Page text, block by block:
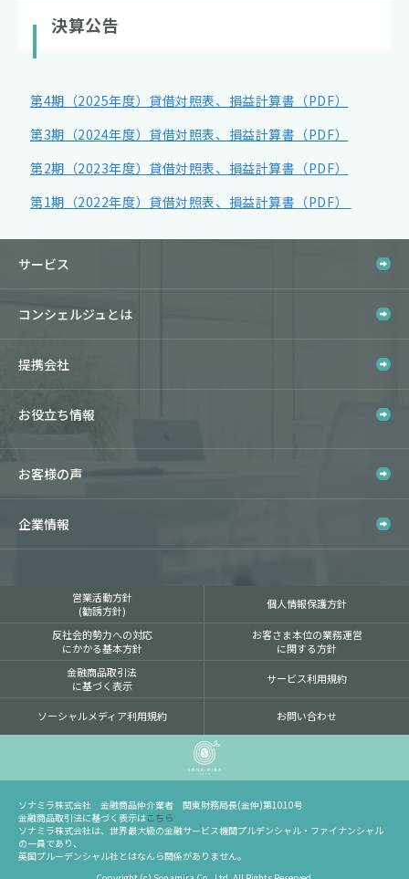
決算公告
第4期（2025年度）貸借対照表、損益計算書（PDF）
第3期（2024年度）貸借対照表、損益計算書（PDF）
第2期（2023年度）貸借対照表、損益計算書（PDF）
第1期（2022年度）貸借対照表、損益計算書（PDF）
サービス
コンシェルジュとは
提携会社
お役立ち情報
お客様の声
企業情報
営業活動方針
(勧誘方針)
個人情報保護方針
反社会的勢力への対応
にかかる基本方針
お客さま本位の業務運営
に関する方針
金融商品取引法
に基づく表示
サービス利用規約
ソーシャルメディア利用規約 お問い合わせ
ソナミラ株式会社 金融商品仲介業者 関東財務局長(金仲)第1010号
金融商品取引法に基づく表示はこちら
ソナミラ株式会社は、世界最大級の金融サービス機関プルデンシャル・ファイナンシャル
の一員であり、
英国プルーデンシャル社とはなんら関係がありません。